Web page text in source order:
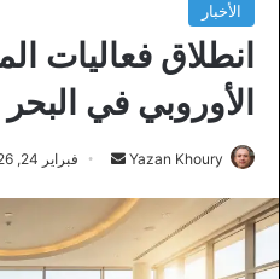
الأخبار
انطلاق فعاليات
الأوروبي في
Yazan Khoury
أرسل
إلكترونيا
فبراير 24, 2026